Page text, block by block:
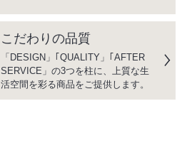
こだわりの品質
「DESIGN」｢QUALITY」｢AFTER
SERVICE」の3つを柱に、上質な生
活空間を彩る商品をご提供します。